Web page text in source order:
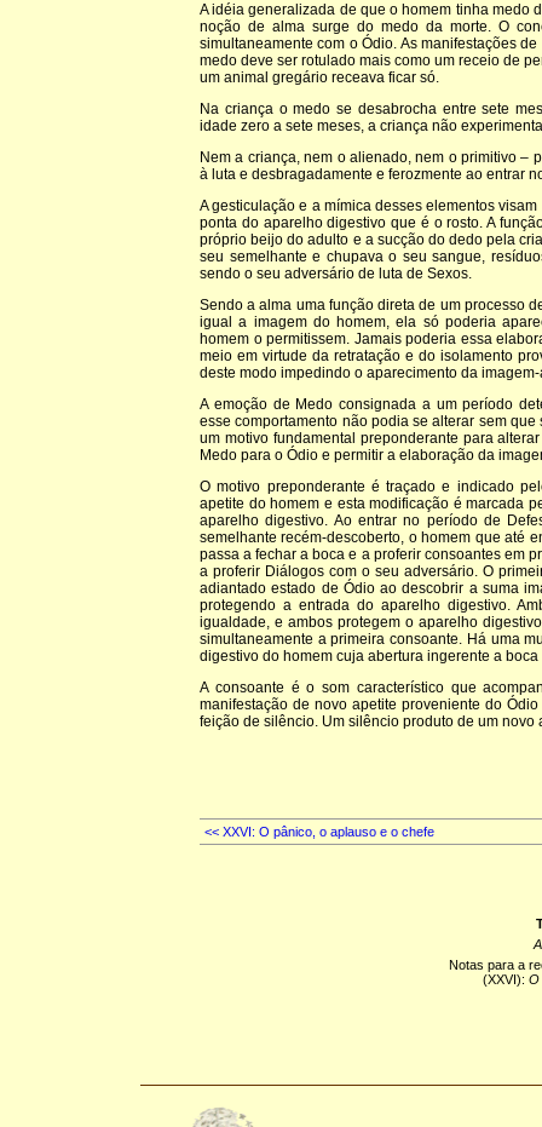
A idéia generalizada de que o homem tinha medo
noção de alma surge do medo da morte. O
simultaneamente com o Ódio. As manifestações
medo deve ser rotulado mais como um receio de
um animal gregário receava ficar só.
Na criança o medo se desabrocha entre sete
idade zero a sete meses, a criança não
Nem a criança, nem o alienado, nem o primitivo –
à luta e desbragadamente e ferozmente ao entrar
A gesticulação e a mímica desses elementos
ponta do aparelho digestivo que é o rosto. A
próprio beijo do adulto e a sucção do dedo pela
seu semelhante e chupava o seu sangue,
sendo o seu adversário de luta de Sexos.
Sendo a alma uma função direta de um processo
igual a imagem do homem, ela só poderia
homem o permitissem. Jamais poderia essa
meio em virtude da retratação e do isolamento
deste modo impedindo o aparecimento da
A emoção de Medo consignada a um período
esse comportamento não podia se alterar sem
um motivo fundamental preponderante para
Medo para o Ódio e permitir a elaboração da
O motivo preponderante é traçado e indicado
apetite do homem e esta modificação é marcada
aparelho digestivo. Ao entrar no período de
semelhante recém-descoberto, o homem que até
passa a fechar a boca e a proferir consoantes em
a proferir Diálogos com o seu adversário. O
adiantado estado de Ódio ao descobrir a suma
protegendo a entrada do aparelho digestivo.
igualdade, e ambos protegem o aparelho
simultaneamente a primeira consoante. Há uma
digestivo do homem cuja abertura ingerente a
A consoante é o som característico que
manifestação de novo apetite proveniente do
feição de silêncio. Um silêncio produto de um
<< XXVI: O pânico, o aplauso e o chefe
Notas para a
(XXVI): O